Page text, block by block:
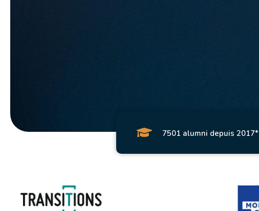
7501 alumni depuis 2017*